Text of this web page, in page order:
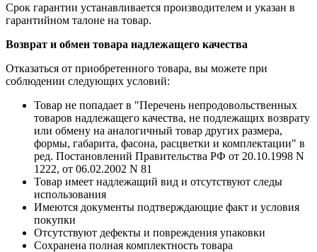
Срок гарантии устанавливается производителем и указан в
гарантийном талоне на товар.
Возврат и обмен товара надлежащего качества
Отказаться от приобретенного товара, вы можете при
соблюдении следующих условий:
Товар не попадает в "Перечень непродовольственных
товаров надлежащего качества, не подлежащих возврату
или обмену на аналогичный товар других размера,
формы, габарита, фасона, расцветки и комплектации" в
ред. Постановлений Правительства РФ от 20.10.1998 N
1222, от 06.02.2002 N 81
Товар имеет надлежащий вид и отсутствуют следы
использования
Имеются документы подтверждающие факт и условия
покупки
Отсутствуют дефекты и повреждения упаковки
Сохранена полная комплектность товара